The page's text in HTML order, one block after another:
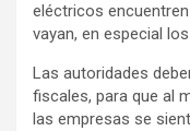
eléctricos
vayan, en especial
Las autoridades
fiscales, para que al
las empresas se